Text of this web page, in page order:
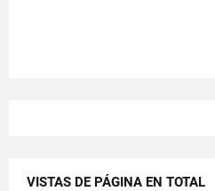
VISTAS DE PÁGINA EN TOTAL